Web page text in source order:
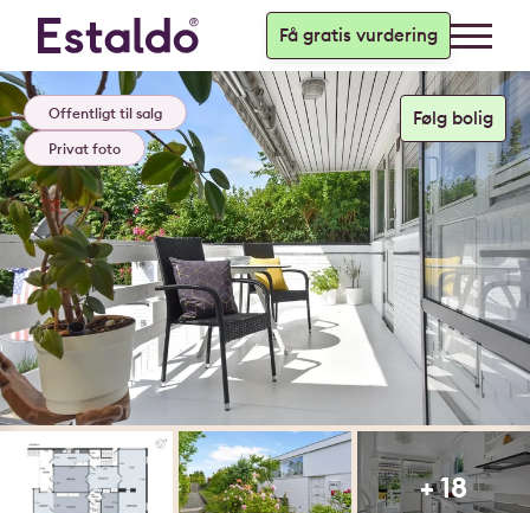
Få gratis vurdering
Offentligt til salg
Privat foto
+ 18